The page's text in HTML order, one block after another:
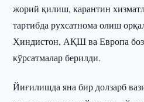
жорий қилиш, карантин
тартибда рухсатнома олиш
Ҳиндистон, АҚШ ва Европа
кўрсатмалар берилди.
Йиғилишда яна бир долзарб